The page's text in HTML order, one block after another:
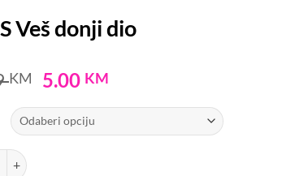
Veš donji dio
KM
Original
was:
19.99 KM.
5.00 KM
5.00 KM.
donji dio količina